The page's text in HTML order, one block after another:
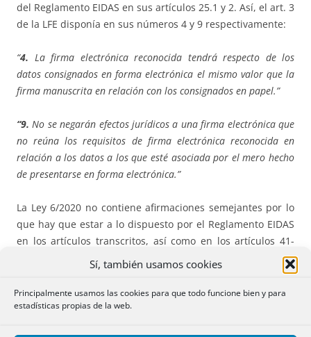
Sí, también usamos cookies
Principalmente usamos las cookies para que todo funcione bien y para
estadísticas propias de la web.
del Reglamento EIDAS en sus artículos 25.1 y 2. Así, el art. 3
de la LFE disponía en sus números 4 y 9 respectivamente:
“4. La firma electrónica reconocida tendrá respecto de los
datos consignados en forma electrónica el mismo valor que la
firma manuscrita en relación con los consignados en papel.”
“9. No se negarán efectos jurídicos a una firma electrónica que
no reúna los requisitos de firma electrónica reconocida en
relación a los datos a los que esté asociada por el mero hecho
de presentarse en forma electrónica.”
La Ley 6/2020 no contiene afirmaciones semejantes por lo
que hay que estar a lo dispuesto por el Reglamento EIDAS
en los artículos transcritos, así como en los artículos 41-
relativo al efecto jurídico de los sellos de tiempo
electrónico-, 43 -relativo al efecto jurídico de un servicio de
entrega electrónica certificada- y 46 -relativo a los efectos
jurídicos de los documentos electrónicos-